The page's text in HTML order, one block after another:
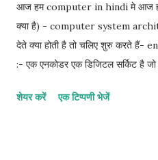
आज हम computer in hindi मे आज
क्या है) - computer system
देते क्या होती है तो चलिए शुरु करते हैं-
:- एक एनकोडर एक डिजिटल सर्किट है
होती हैं। आउटपुट लाइनें इनपुट मान के
शेयर करें एक टिप्पणी भेजें